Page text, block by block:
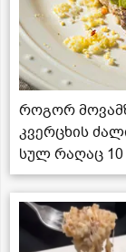
როგორ
კვერცხის
სულ რაღაც 10